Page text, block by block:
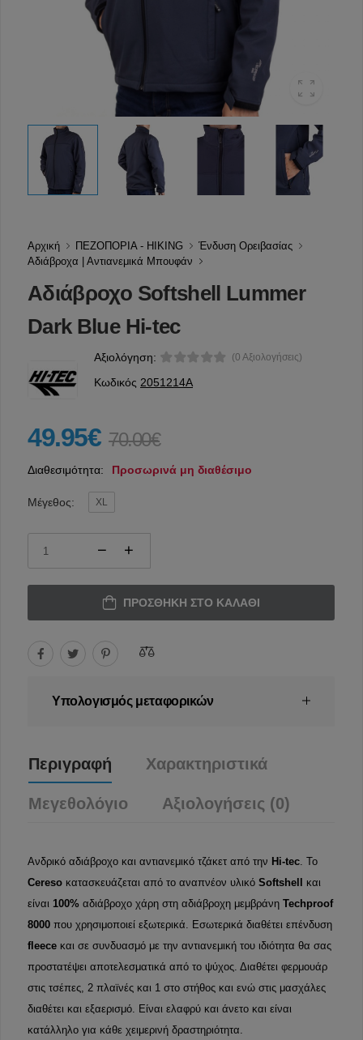
Αρχική ΠΕΖΟΠΟΡΙΑ - HIKING
Ένδυση Ορειβασίας
Αδιάβροχα | Αντιανεμικά Μπουφάν
Αδιάβροχο Softshell Lummer
Dark Blue Hi-tec
Αξιολόγηση: (0 Αξιολογήσεις)
Κωδικός 2051214Α
49.95€ 70.00€
Διαθεσιμότητα: Προσωρινά μη διαθέσιμο
Μέγεθος: XL
ΠΡΟΣΘΉΚΗ ΣΤΟ ΚΑΛΆΘΙ
Υπολογισμός μεταφορικών
Περιγραφή Χαρακτηριστικά
Μεγεθολόγιο Αξιολογήσεις (0)
Ανδρικό αδιάβροχο και αντιανεμικό τζάκετ από την Hi-tec. Το
Cereso κατασκευάζεται από το αναπνέον υλικό Softshell
και
είναι 100% αδιάβροχο χάρη στη αδιάβροχη μεμβράνη Techproof
8000 που χρησιμοποιεί εξωτερικά. Εσωτερικά διαθέτει επένδυση
fleece και σε συνδυασμό με την αντιανεμική του ιδιότητα θα σας
προστατέψει αποτελεσματικά από το ψύχος. Διαθέτει φερμουάρ
στις τσέπες, 2 πλαϊνές και 1 στο στήθος και ενώ στις μασχάλες
διαθέτει και εξαερισμό. Είναι ελαφρύ και άνετο και είναι
κατάλληλο για κάθε χειμερινή δραστηριότητα.